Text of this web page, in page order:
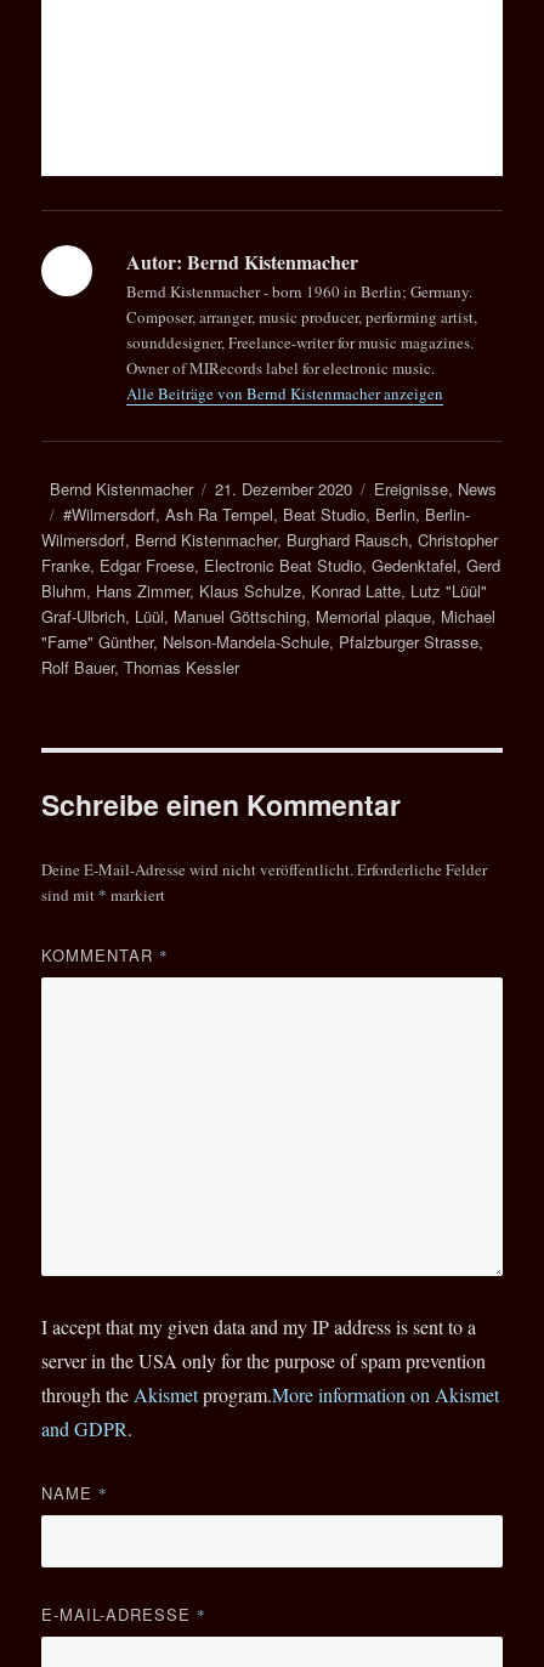
Autor: Bernd Kistenmacher
Bernd Kistenmacher - born 1960 in Berlin; Germany.
Composer, arranger, music producer, performing artist,
sounddesigner, Freelance-writer for music magazines.
Owner of MIRecords label for electronic music.
Alle Beiträge von Bernd Kistenmacher anzeigen
Autor
Bernd Kistenmacher
Veröffentlicht
am
21. Dezember 2020 Kategorien
Ereignisse, News
Schlagwörter
#Wilmersdorf,Ash Ra Tempel, Beat Studio, Berlin, Berlin-
Wilmersdorf, Bernd Kistenmacher, Burghard Rausch,Christopher
Franke, Edgar Froese, Electronic Beat Studio,Gedenktafel,Gerd
Bluhm, Hans Zimmer, Klaus Schulze, Konrad Latte, Lutz "Lüül"
Graf-Ulbrich, Lüül, Manuel Göttsching, Memorial plaque, Michael
"Fame" Günther, Nelson-Mandela-Schule, Pfalzburger Strasse,
Rolf Bauer,Thomas Kessler
Schreibe einen Kommentar
Deine E-Mail-Adresse wird nicht veröffentlicht.Erforderliche Felder
sind mit * markiert
KOMMENTAR *
I accept that my given data and my IP address is sent to a
server in the USA only for the purpose of spam prevention
through theAkismetprogram.More information on Akismet
and GDPR.
NAME *
E-MAIL-ADRESSE *